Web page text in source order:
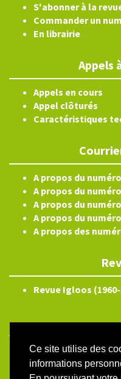
Ce site utilise des
informations
S'abonner à la
Commander un
En librairie
Appels
Appels en cours
Appel clôturés
Caractéristiques
A propos du
A propos du
A propos du
A propos du
A propos des
Revue Igloos
ISSN